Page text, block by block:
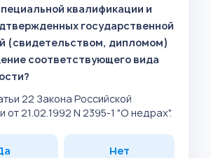
квалификации и
государственной
(свидетельством, дипломом)
соответствующего вида
22 Закона Российской
21.02.1992 N 2395-1 "О недрах".
Нет